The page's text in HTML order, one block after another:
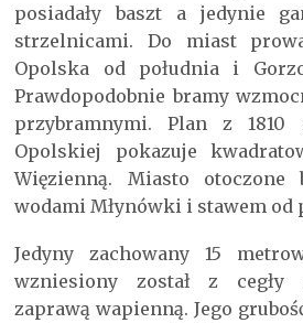
posiadały baszt a jedynie
strzelnicami. Do miast
Opolska od południa i
Prawdopodobnie bramy
przybramnymi. Plan z
Opolskiej pokazuje
Więzienną. Miasto otoczone
wodami Młynówki i stawem od
Jedyny zachowany 15
wzniesiony został z cegły
zaprawą wapienną. Jego